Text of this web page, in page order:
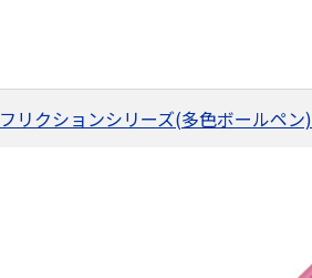
フリクションシリーズ(多色ボールペン)